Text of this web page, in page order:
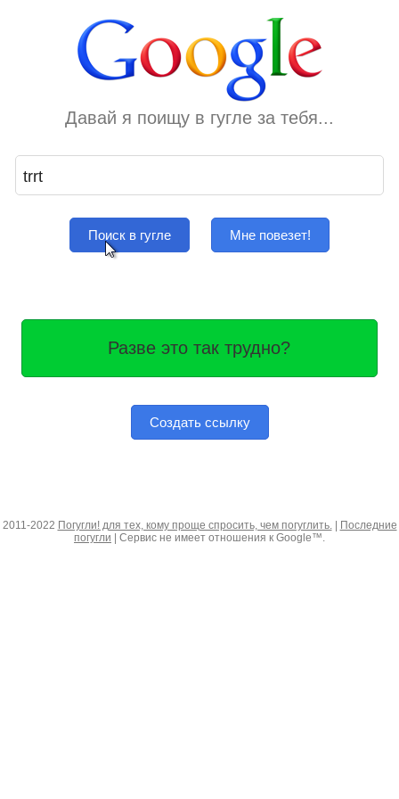
Давай я поищу в гугле за тебя...
Поиск в гугле Мне повезет!
Разве это так трудно?
Создать ссылку
2011-2022 Погугли! для тех, кому проще спросить, чем погуглить.|
Последние
погугли | Сервис не имеет отношения к Google™.